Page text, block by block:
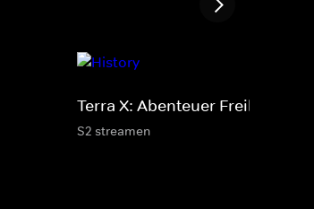
Terra X: Abenteuer Freiheit
S2 streamen